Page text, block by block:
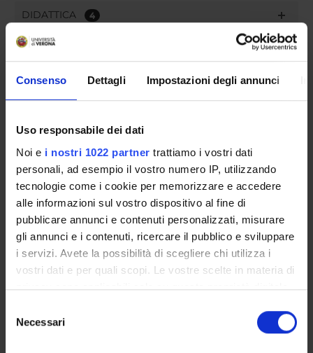
Consenso Dettagli Impostazioni degli annunci
Uso responsabile dei dati
Noi e i nostri 1022 partner trattiamo i vostri dati
personali, ad esempio il vostro numero IP, utilizzando
tecnologie come i cookie per memorizzare e accedere
alle informazioni sul vostro dispositivo al fine di
pubblicare annunci e contenuti personalizzati, misurare
gli annunci e i contenuti, ricercare il pubblico e sviluppare
i servizi. Avete la possibilità di scegliere chi utilizza i
vostri dati e per quali scopi. Le vostre scelte in materia di
privacy sono applicabili solo su questa proprietà digitale
modificare o revocare il proprio consenso in qualsiasi
momento dalla Dichiarazione sui cookie o facendo clic
delNecessari
DIDATTICA 4
TERZA MISSIONE
RICERCA
PUBBLICAZIONI
INCARICHI
GOVERNANCE